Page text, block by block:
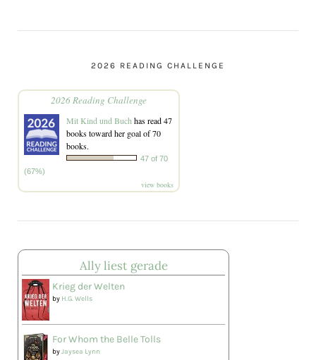
2026 READING CHALLENGE
2026 Reading Challenge
Mit Kind und Buch has read 47
books toward her goal of 70
books.
47 of 70
(67%)
view books
Ally liest gerade
Krieg der Welten
by H.G. Wells
For Whom the Belle Tolls
byJaysea Lynn